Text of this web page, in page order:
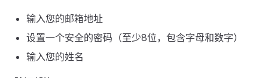
输入您的邮箱地址
设置一个安全的密码（至少8位，包含字母和数字）
输入您的姓名